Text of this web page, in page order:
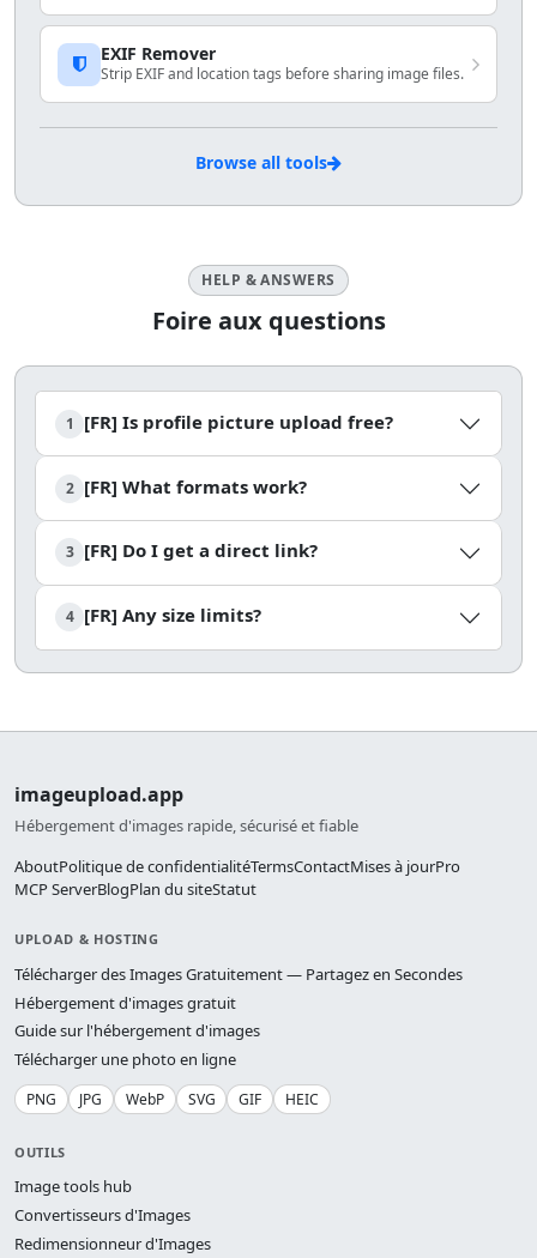
EXIF Remover
Strip EXIF and location tags before sharing image files.
Browse all tools
HELP & ANSWERS
Foire aux questions
1 [FR] Is profile picture upload free?
2 [FR] What formats work?
3 [FR] Do I get a direct link?
4 [FR] Any size limits?
imageupload.app
Hébergement d'images rapide, sécurisé et fiable
AboutPolitique de confidentialitéTermsContactMises à jourPro
MCP ServerBlogPlan du siteStatut
UPLOAD & HOSTING
Télécharger des Images Gratuitement — Partagez en Secondes
Hébergement d'images gratuit
Guide sur l'hébergement d'images
Télécharger une photo en ligne
PNG JPG WebP SVG GIF HEIC
OUTILS
Image tools hub
Convertisseurs d'Images
Redimensionneur d'Images